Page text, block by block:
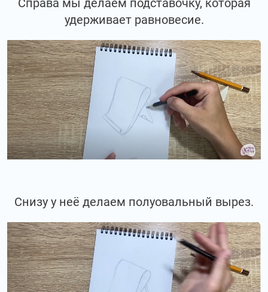
удерживает равновесие.
Снизу у неё делаем полуовальный вырез.